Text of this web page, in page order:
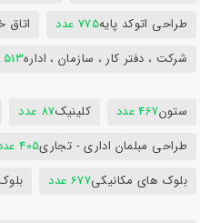
طراحی اتوکد پایه775 عدد اتاق
شرکت ، دفتر کار ، سازمان ، اداره513 عدد
ستون467 عدد کلینیک87 عدد
طراحی مبلمان اداری - تجاری405 عدد
بلوک های مکانیکی677 عدد